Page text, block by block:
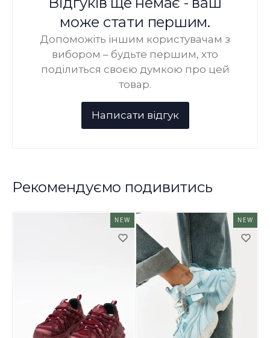
може стати першим.
Допоможіть іншим користувачам з
вибором – будьте першим, хто
поділиться своєю думкою про цей
товар.
Рекомендуємо подивитись
NEW NEW